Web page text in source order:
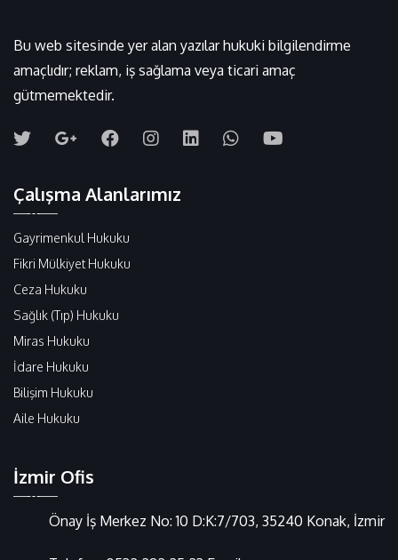
Bu web sitesinde yer alan yazılar hukuki bilgilendirme
amaçlıdır; reklam, iş sağlama veya ticari amaç
gütmemektedir.
Çalışma Alanlarımız
Gayrimenkul Hukuku
Fikri Mülkiyet Hukuku
Ceza Hukuku
Sağlık (Tıp) Hukuku
Miras Hukuku
İdare Hukuku
Bilişim Hukuku
Aile Hukuku
İzmir Ofis
Önay İş Merkez No: 10 D:K:7/703, 35240 Konak, İzmir